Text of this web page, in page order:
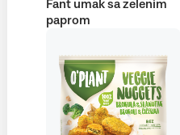
Fant umak sa zelenim
paprom